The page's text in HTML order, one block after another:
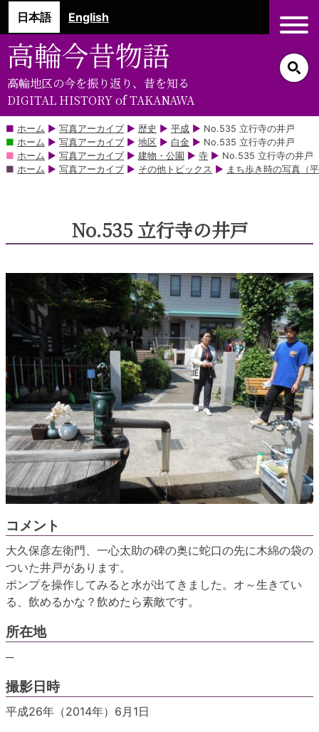
ン
ツ
部
に
ス
キ
日本語 English
高輪今昔物語
高輪地区の今を振り返り、昔を知る
DIGITAL HISTORY of TAKANAWA
ホーム ▶ 写真アーカイブ ▶ 歴史 ▶ 平成 ▶ No.535 立行寺の井戸
ホーム ▶ 写真アーカイブ ▶ 地区 ▶ 白金 ▶ No.535 立行寺の井戸
ホーム ▶ 写真アーカイブ ▶ 建物・公園 ▶ 寺 ▶ No.535 立行寺の井戸
ホーム ▶ 写真アーカイブ ▶ その他トピックス ▶ まち歩き時の写真（
No.535 立行寺の井戸
コメント
大久保彦左衛門、一心太助の碑の奥に蛇口の先に木綿の袋の
ついた井戸があります。
ポンプを操作してみると水が出てきました。オ～生きてい
る、飲めるかな？飲めたら素敵です。
所在地
─
撮影日時
平成26年（2014年）6月1日